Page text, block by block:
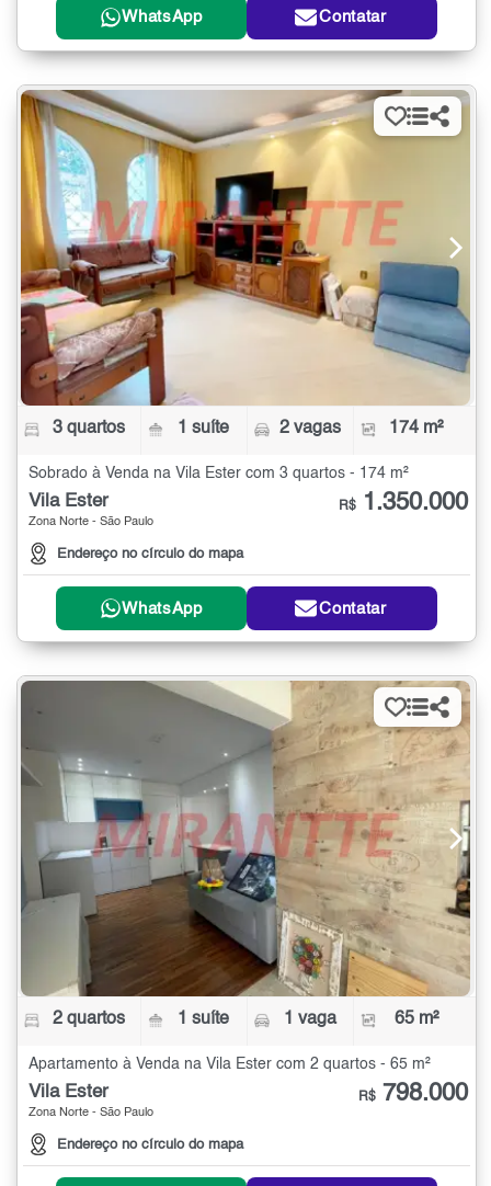
WhatsApp Contatar
3 quartos 1 suíte 2 vagas 174 m²
Sobrado à Venda na Vila Ester com 3 quartos - 174 m²
Vila Ester
Zona Norte - São Paulo
Endereço no círculo do mapa
R$ 1.350.000
WhatsApp Contatar
2 quartos 1 suíte 1 vaga 65 m²
Apartamento à Venda na Vila Ester com 2 quartos - 65 m²
Vila Ester
Zona Norte - São Paulo
Endereço no círculo do mapa
R$ 798.000